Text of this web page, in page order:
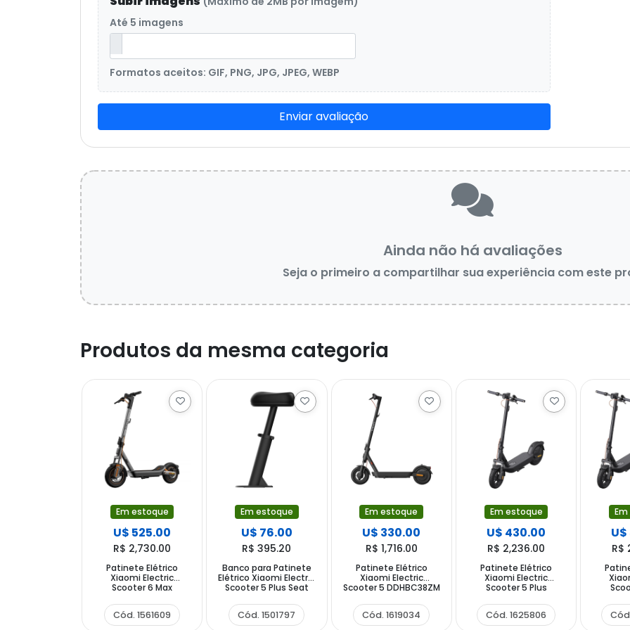
Até 5 imagens
Formatos aceitos: GIF, PNG, JPG, JPEG, WEBP
Enviar avaliação
Ainda não há avaliações
Seja o primeiro a compartilhar sua experiência com este
Produtos da mesma categoria
Em estoque
U$ 525.00
R$ 2,730.00
Patinete Elétrico
Xiaomi Electric
Scooter 6 Max
watts Rodas de 12"
até 25 km h
Capacidade 130 kg
Cód. 1561609
Em estoque
U$ 76.00
R$ 395.20
Banco para Patinete
Elétrico Xiaomi Electric
Scooter 5 Plus Seat
Cód. 1501797
Em estoque
U$ 330.00
R$ 1,716.00
Patinete Elétrico
Xiaomi Electric
Scooter 5 DDHBC38ZM
10" até 25 km h
Capacidade 120 Kg
Autonomia 60 km
Cód. 1619034
Em estoque
U$ 430.00
R$ 2,236.00
Patinete Elétrico
Xiaomi Electric
Scooter 5 Plus
Rodas de 12" até 32 km
h Capacidade 120 Kg
Autonomia 60 km
Cód. 1625806
R$
Rodas
h